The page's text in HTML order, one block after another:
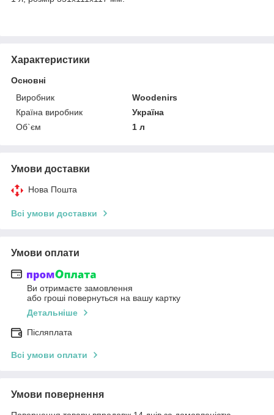
Характеристики
Основні
Виробник
Woodenirs
Країна виробник
Україна
Об`єм
1 л
Умови доставки
Нова Пошта
Всі умови доставки
Умови оплати
Ви отримаєте замовлення
або гроші повернуться на вашу картку
Детальніше
Післяплата
Всі умови оплати
Умови повернення